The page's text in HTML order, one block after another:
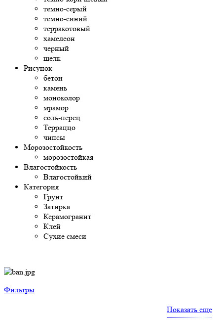
темно-серый
темно-синий
терракотовый
хамелеон
черный
шелк
Рисунок
бетон
камень
моноколор
мрамор
соль-перец
Терраццо
чипсы
Морозостойкость
морозостойкая
Влагостойкость
Влагостойкий
Категория
Грунт
Затирка
Керамогранит
Клей
Сухие смеси
Фильтры
Показать еще